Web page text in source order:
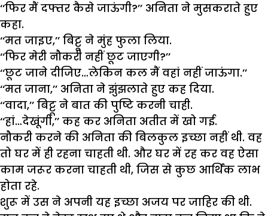
‘‘फिर मैं दफ्तर कैसे जाऊंगी?’’ अनिता ने मुसकराते हुए
कहा.
‘‘मत जाइए,’’ बिट्टू ने मुंह फुला लिया.
‘‘फिर मेरी नौकरी नहीं छूट जाएगी?’’
‘‘छूट जाने दीजिए…लेकिन कल मैं वहां नहीं जाऊंगा.’’
‘‘मत जाना,’’ अनिता ने झुंझलाते हुए कह दिया.
‘‘वादा,’’ बिट्टू ने बात की पुष्टि करनी चाही.
‘‘हां…देखूंगी,’’ कह कर अनिता अतीत में खो गई.
नौकरी करने की अनिता की बिलकुल इच्छा नहीं थी. वह
तो घर में ही रहना चाहती थी. और घर में रह कर वह ऐसा
काम जरूर करना चाहती थी, जिस से कुछ आर्थिक लाभ
होता रहे.
शुरू में उस ने अपनी यह इच्छा अजय पर जाहिर की थी.